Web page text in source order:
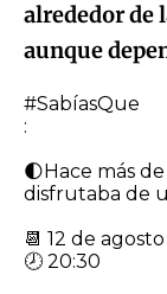
alrededor de
aunque
#SabíasQue
:
🌓Hace más
disfrutaba de
📆 12 de agosto
🕗 20:30